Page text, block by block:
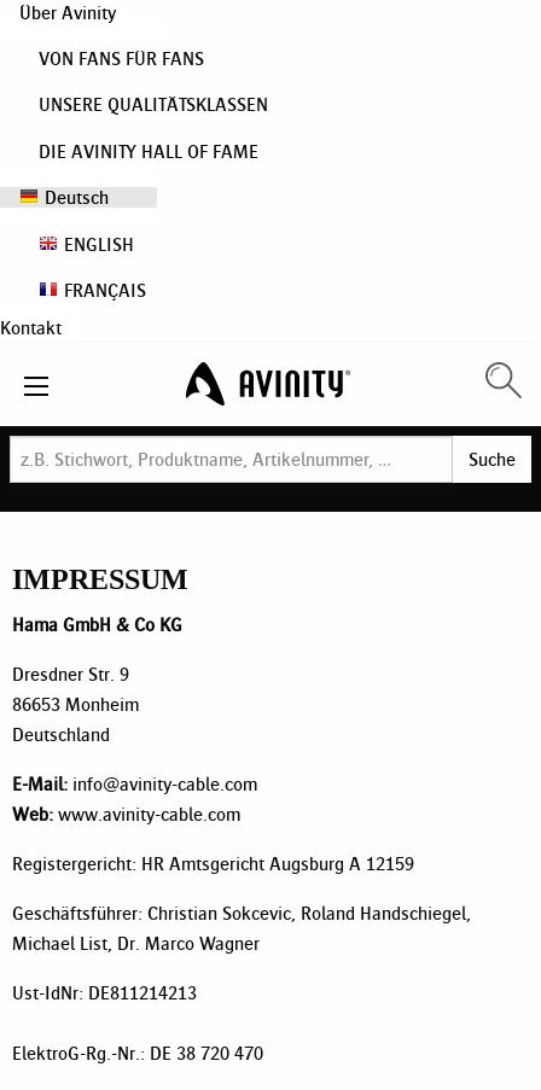
Über Avinity
VON FANS FÜR FANS
UNSERE QUALITÄTSKLASSEN
DIE AVINITY HALL OF FAME
Deutsch
ENGLISH
FRANÇAIS
Kontakt
Suche
IMPRESSUM
Hama GmbH & Co KG
Dresdner Str. 9
86653 Monheim
Deutschland
E-Mail: info@avinity-cable.com
Web: www.avinity-cable.com
Registergericht: HR Amtsgericht Augsburg A 12159
Geschäftsführer: Christian Sokcevic, Roland Handschiegel,
Michael List, Dr. Marco Wagner
Ust-IdNr: DE811214213
ElektroG-Rg.-Nr.: DE 38 720 470